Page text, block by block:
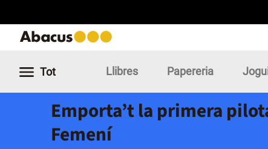
Tot Llibres Papereria
Emporta’t la primera
Femení